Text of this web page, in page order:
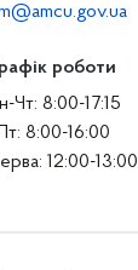
роботи
Чт: 8:00-17:15
Пт: 8:00-16:00
12:00-13:00